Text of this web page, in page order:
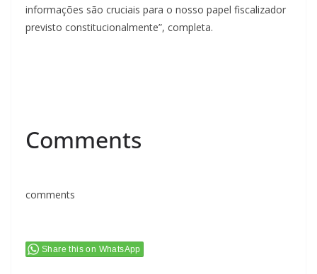
informações são cruciais para o nosso papel fiscalizador
previsto constitucionalmente”, completa.
Comments
comments
Share this on WhatsApp